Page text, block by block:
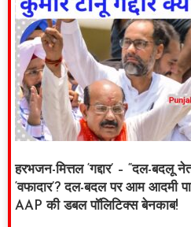
हरभजन-मित्तल ‘गद्दार’ – “दल-बदलू
‘वफादार’? दल-बदल पर आम आदमी
AAP की डबल पॉलिटिक्स बेनकाब!